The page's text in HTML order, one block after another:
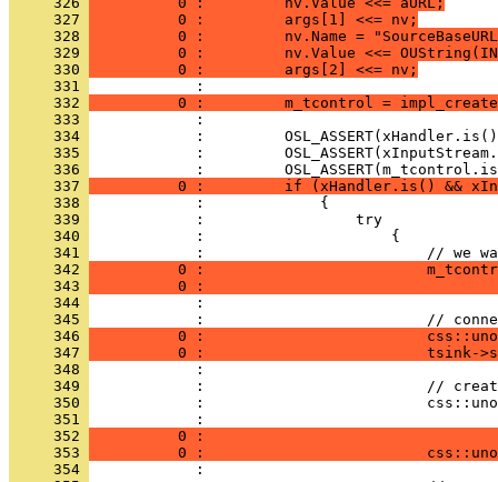
     327
          0 :         args[1] <<= nv;
     328
0 :         nv.Name =
     329
0 :         nv.Value <<=
     330
          0 :         args[2] <<= nv;
     331
     332
0 :         m_tcontrol =
     333
     334
     335
     336
     337
0 :         if (xHandler.is() &&
     338
     339
     340
     341
     342
0 :
     343
0 :
     344
     345
     346
0 :
     347
0 :                         tsink-
     348
     349
     350
     351
     352
0 :
     353
0 :
     354